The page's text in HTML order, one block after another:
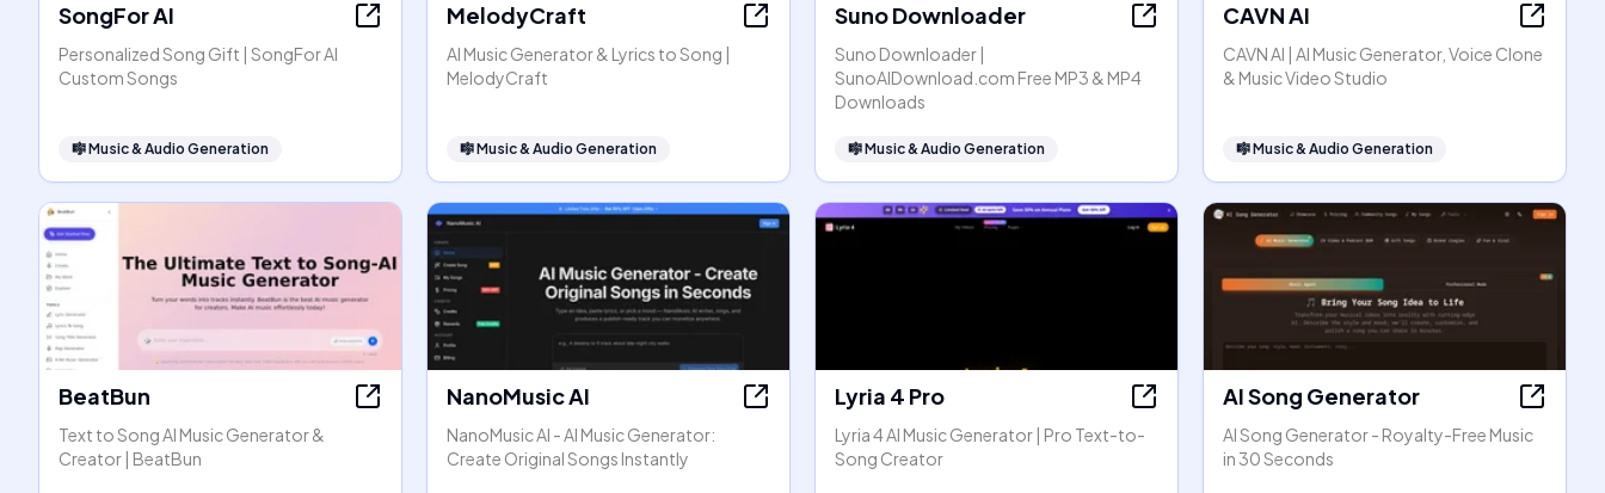
SongFor AI
Personalized Song Gift | SongFor AI
Custom Songs
🎼Music & Audio Generation
MelodyCraft
AI Music Generator & Lyrics to Song |
MelodyCraft
🎼Music & Audio Generation
Suno Downloader
Suno Downloader |
SunoAIDownload.com Free MP3 & MP4
Downloads
🎼Music & Audio Generation
CAVN AI
CAVN AI | AI Music Generator, Voice Clone
& Music Video Studio
🎼Music & Audio Generation
BeatBun
Text to Song AI Music Generator &
Creator | BeatBun
NanoMusic AI
NanoMusic AI - AI Music Generator:
Create Original Songs Instantly
Lyria 4 Pro
Lyria 4 AI Music Generator | Pro Text-to-
Song Creator
AI Song Generator
AI Song Generator - Royalty-Free Music
in 30 Seconds